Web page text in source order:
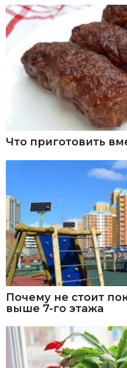
Что приготовить
Почему не стоит
выше 7-го этажа